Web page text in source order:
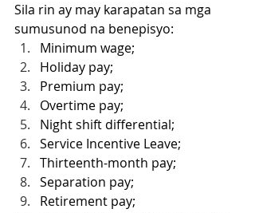
Sila rin ay may karapatan sa mga
sumusunod na benepisyo:
Minimum wage;
Holiday pay;
Premium pay;
Overtime pay;
Night shift differential;
Service Incentive Leave;
Thirteenth-month pay;
Separation pay;
Retirement pay;